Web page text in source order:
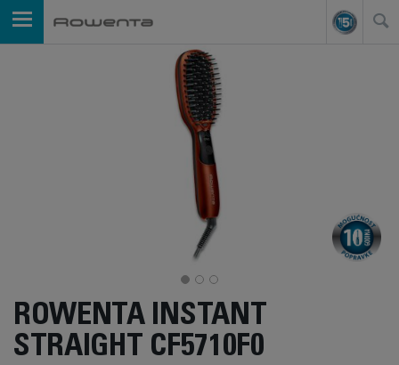
ROWENTA INSTANT
STRAIGHT CF5710F0